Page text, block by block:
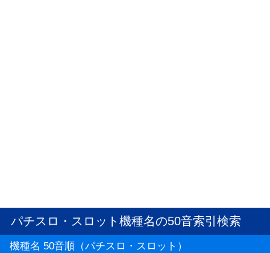
パチスロ・スロット機種名の50音索引検索
機種名 50音順（パチスロ・スロット）